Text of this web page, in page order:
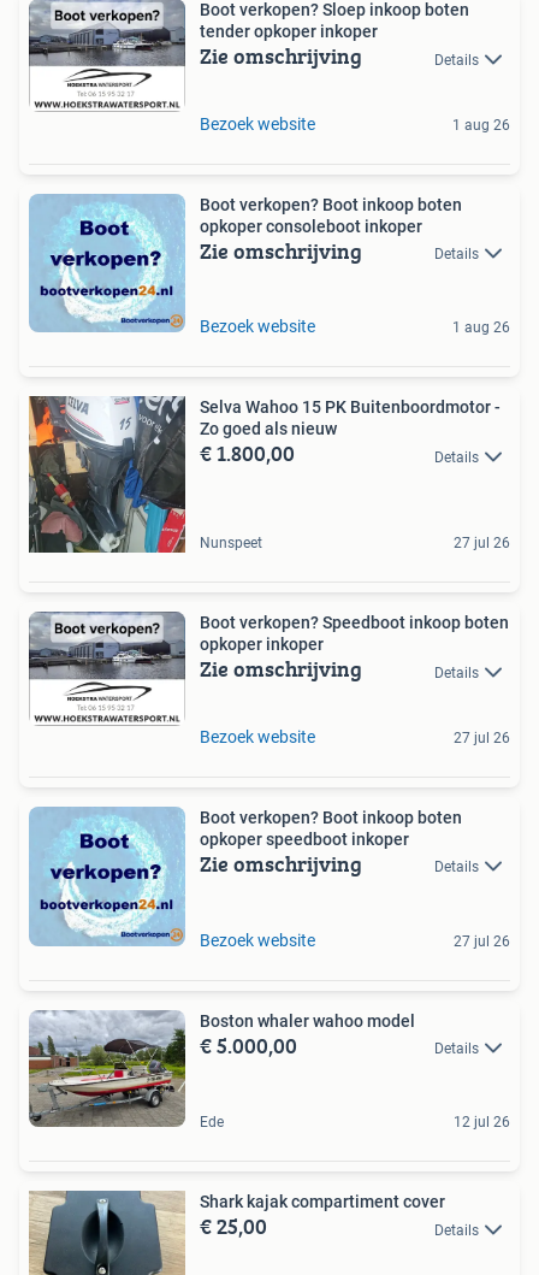
Boot verkopen? Sloep inkoop boten
tender opkoper inkoper
Zie omschrijving Details
Bezoek website 1 aug 26
Boot verkopen? Boot inkoop boten
opkoper consoleboot inkoper
Zie omschrijving Details
Bezoek website 1 aug 26
Selva Wahoo 15 PK Buitenboordmotor -
Zo goed als nieuw
€ 1.800,00 Details
Nunspeet 27 jul 26
Boot verkopen? Speedboot inkoop boten
opkoper inkoper
Zie omschrijving Details
Bezoek website 27 jul 26
Boot verkopen? Boot inkoop boten
opkoper speedboot inkoper
Zie omschrijving Details
Bezoek website 27 jul 26
Boston whaler wahoo model
€ 5.000,00 Details
Ede 12 jul 26
Shark kajak compartiment cover
€ 25,00 Details